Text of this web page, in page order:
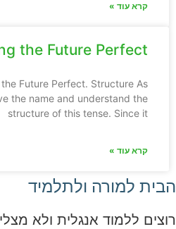
קרא עוד »
the Future Perfect
Future Perfect. Structure As
the name and understand the
structure of this tense. Since it
קרא עוד »
הבית למורה ולתלמיד
רוצים ללמוד אנגלית ולא